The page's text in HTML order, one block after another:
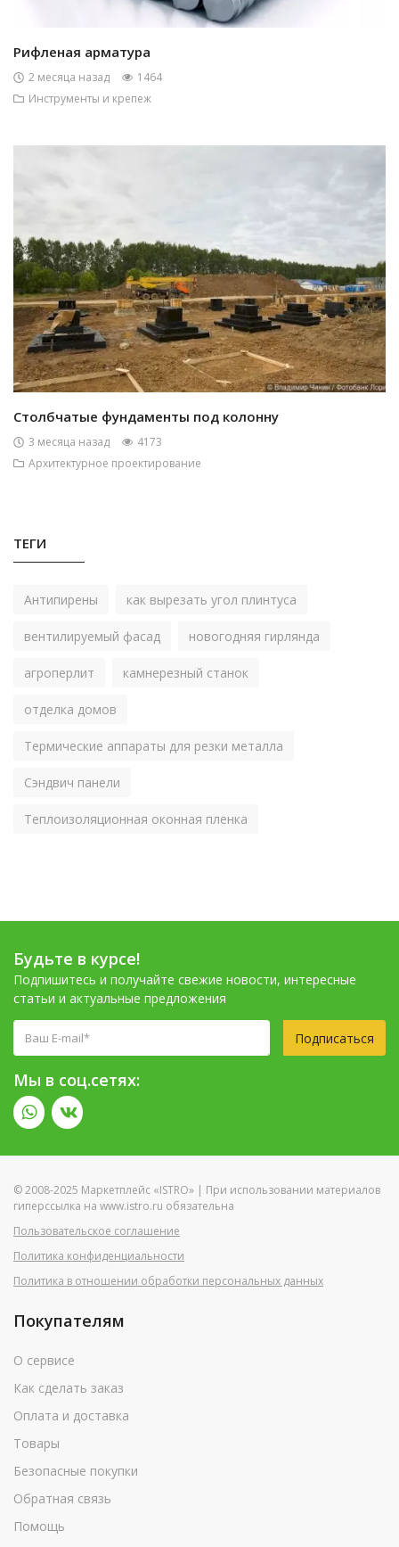
Рифленая арматура
2 месяца назад
1464
Инструменты и крепеж
Столбчатые фундаменты под колонну
3 месяца назад
4173
Архитектурное проектирование
ТЕГИ
Антипирены как вырезать угол плинтуса
вентилируемый фасад новогодняя гирлянда
агроперлит камнерезный станок
отделка домов
Термические аппараты для резки металла
Сэндвич панели
Теплоизоляционная оконная пленка
Будьте в курсе!
Подпишитесь и получайте свежие новости, интересные
статьи и актуальные предложения
Подписаться
Мы в соц.сетях:
© 2008-2025 Маркетплейс «ISTRO» | При использовании материалов
гиперссылка на www.istro.ru обязательна
Пользовательское соглашение
Политика конфиденциальности
Политика в отношении обработки персональных данных
Покупателям
О сервисе
Как сделать заказ
Оплата и доставка
Товары
Безопасные покупки
Обратная связь
Помощь